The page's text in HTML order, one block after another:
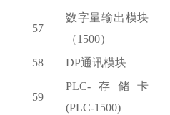
57
数字量输出模块
（1500）
58
DP通讯模块
59
PLC-存储卡
(PLC-1500)